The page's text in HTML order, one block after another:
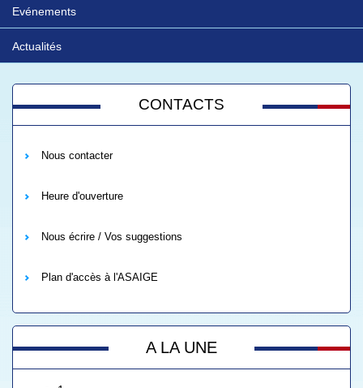
Evénements
Actualités
CONTACTS
Nous contacter
Heure d'ouverture
Nous écrire / Vos suggestions
Plan d'accès à l'ASAIGE
A LA UNE